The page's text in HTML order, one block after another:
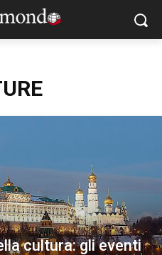
cultura: gli eventi